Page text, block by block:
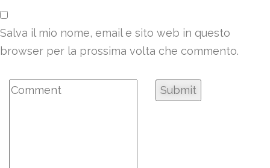
Salva il mio nome, email e sito web in questo
browser per la prossima volta che commento.